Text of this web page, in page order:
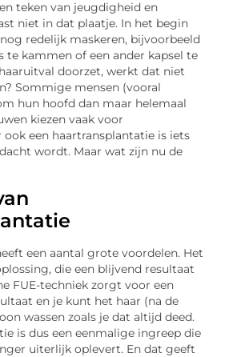
teken van jeugdigheid en
niet in dat plaatje. In het begin
redelijk maskeren, bijvoorbeeld
te kammen of een ander kapsel te
doorzet, werkt dat niet
Sommige mensen (vooral
hun hoofd dan maar helemaal
kiezen vaak voor
ook een haartransplantatie is iets
wordt. Maar wat zijn nu de
een aantal grote voordelen. Het
die een blijvend resultaat
FUE-techniek zorgt voor een
en je kunt het haar (na de
wassen zoals je dat altijd deed.
is dus een eenmalige ingreep die
uiterlijk oplevert. En dat geeft